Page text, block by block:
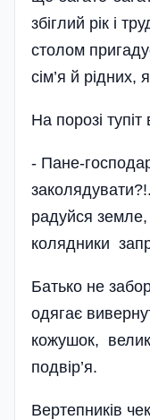
збіглий рік і
столом
сім’я й рідних,
На порозі тупіт
- Пане-
радуйся
колядники
Батько не
одягає
кожушок,
подвір’я.
Вертепників